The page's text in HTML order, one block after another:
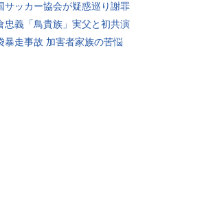
サッカー協会が疑惑巡り謝罪
忠義「鳥貴族」実父と初共演
暴走事故 加害者家族の苦悩